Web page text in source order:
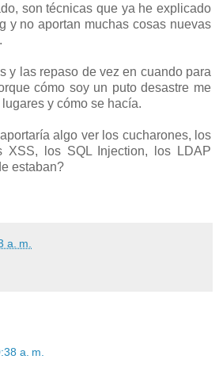
son técnicas que ya he explicado
y no aportan muchas cosas nuevas
y las repaso de vez en cuando para
cómo soy un puto desastre me
y cómo se hacía.
algo ver los cucharones, los
XSS, los SQL Injection, los LDAP
estaban?
a. m.
a. m.